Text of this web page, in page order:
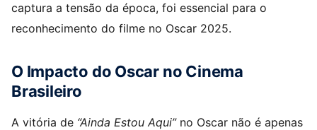
captura a tensão da época, foi essencial para o
reconhecimento do filme no Oscar 2025.
O Impacto do Oscar no Cinema
Brasileiro
A vitória de “Ainda Estou Aqui”no Oscar não é apenas